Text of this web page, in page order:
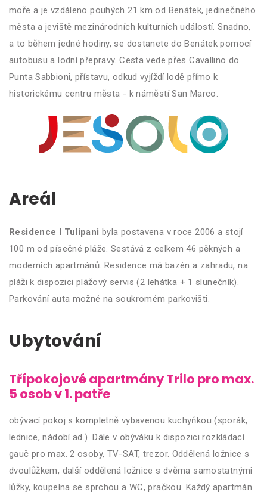
moře a je vzdáleno pouhých 21 km od Benátek, jedinečného
města a jeviště mezinárodních kulturních událostí. Snadno,
a to během jedné hodiny, se dostanete do Benátek pomocí
autobusu a lodní přepravy. Cesta vede přes Cavallino do
Punta Sabbioni, přístavu, odkud vyjíždí lodě přímo k
historickému centru města - k náměstí San Marco.
Areál
Residence I Tulipani byla postavena v roce 2006 a stojí
100 m od písečné pláže. Sestává z celkem 46 pěkných a
moderních apartmánů. Residence má bazén a zahradu, na
pláži k dispozici plážový servis (2 lehátka + 1 slunečník).
Parkování auta možné na soukromém parkovišti.
Ubytování
Třípokojové apartmány Trilo pro max.
5 osob v 1. patře
obývací pokoj s kompletně vybavenou kuchyňkou (sporák,
lednice, nádobí ad.). Dále v obýváku k dispozici rozkládací
gauč pro max. 2 osoby, TV-SAT, trezor. Oddělená ložnice s
dvoulůžkem, další oddělená ložnice s dvěma samostatnými
lůžky, koupelna se sprchou a WC, pračkou. Každý apartmán